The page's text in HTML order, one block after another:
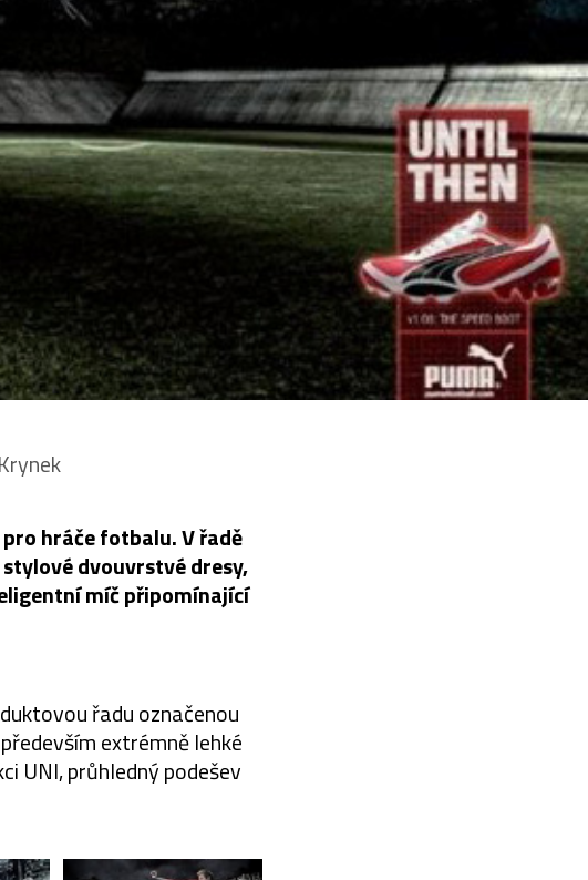
hráče fotbalu. V řadě
dvouvrstvé dresy,
míč připomínající
řadu označenou
extrémně lehké
UNI, průhledný podešev